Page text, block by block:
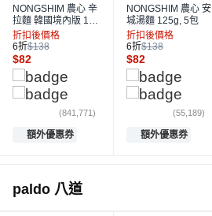
NONGSHIM 農心 辛
拉麵 韓國境內版 120
g, 5包
折扣後價格
6折$138
$82
(841,771)
額外優惠券
NONGSHIM 農心 安
城湯麵 125g, 5包
折扣後價格
6折$138
$82
(55,189)
額外優惠券
paldo 八道